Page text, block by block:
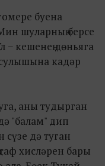
буена
шуларның берсе
− кешенең дөньяга
кадәр
аны тудырган
"балам" дип
сүзе дә туган
саф хисләрен бары